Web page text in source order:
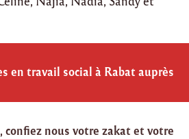
confiez nous votre zakat et votre
en travail social à Rabat auprès